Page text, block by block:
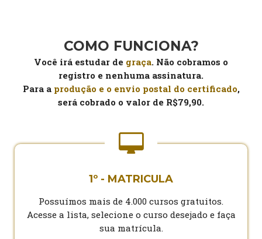
COMO FUNCIONA?
Você irá estudar de graça. Não cobramos o
registro e nenhuma assinatura.
Para a produção e o envio postal do certificado,
será cobrado o valor de R$79,90.
1º - MATRICULA
Possuímos mais de 4.000 cursos gratuitos.
Acesse a lista, selecione o curso desejado e faça
sua matrícula.